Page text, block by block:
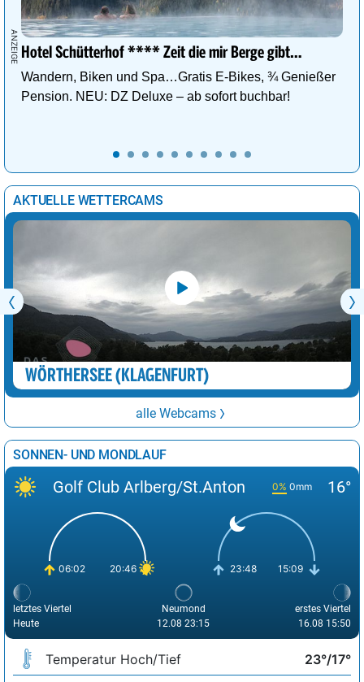
Hotel Schütterhof **** Zeit die mir Berge gibt…
Wandern, Biken und Spa…Gratis E-Bikes, ¾ Genießer
Pension. NEU: DZ Deluxe – ab sofort buchbar!
AKTUELLE WETTERCAMS
WÖRTHERSEE (KLAGENFURT)
alle Webcams
SONNEN- UND MONDLAUF
Golf Club Arlberg/St.Anton 0% 0mm 16°
06:02 20:46 23:48 15:09
letztes Viertel
Heute
Neumond
12.08 23:15
erstes Viertel
16.08 15:50
Temperatur Hoch/Tief
23°/17°